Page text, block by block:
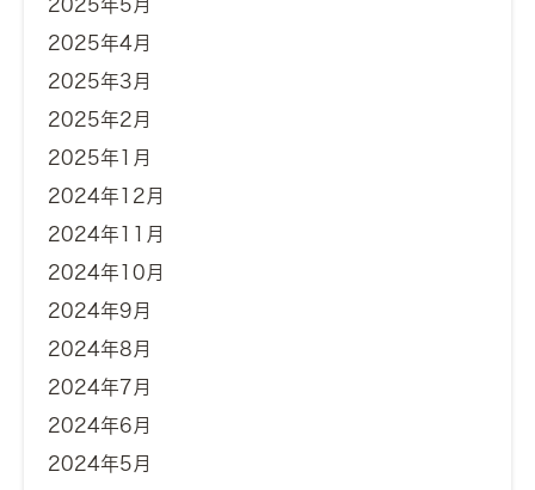
2025年5月
2025年4月
2025年3月
2025年2月
2025年1月
2024年12月
2024年11月
2024年10月
2024年9月
2024年8月
2024年7月
2024年6月
2024年5月